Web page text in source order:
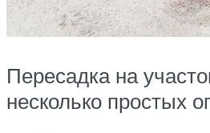
Пересадка на
несколько простых